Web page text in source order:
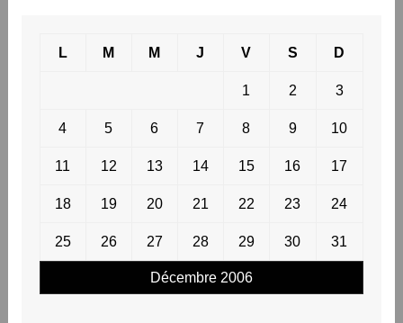
Décembre 2006
L M M J V S D
1 2 3
4 5 6 7 8 9 10
11 12 13 14 15 16 17
18 19 20 21 22 23 24
25 26 27 28 29 30 31